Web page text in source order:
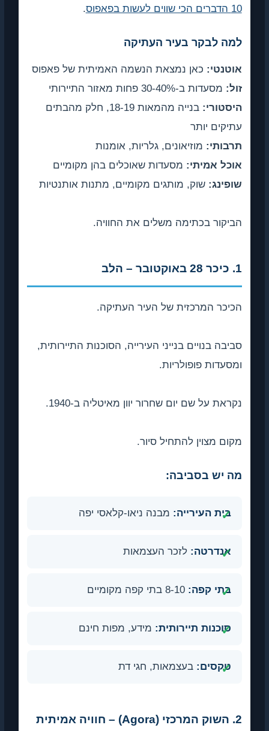
10 הדברים הכי שווים לעשות בפאפוס
.
למה לבקר בעיר העתיקה
אוטנטי: כאן נמצאת הנשמה האמיתית של פאפוס
זול: מסעדות ב-30-40% פחות מאזור התיירותי
היסטורי:
בנייה מהמאות 18-19, חלק מהבתים
עתיקים יותר
תרבותי: מוזיאונים, גלריות, אומנות
אוכל אמיתי: מסעדות שאוכלים בהן מקומיים
שופינג: שוק, מותגים מקומיים, מתנות אותנטיות
הביקור בכתימה משלים את החוויה.
1. כיכר 28 באוקטובר – הלב
הכיכר המרכזית של העיר העתיקה.
סביבה בנויים בנייני העירייה, הסוכנות התיירותית,
ומסעדות פופולריות.
נקראת על שם יום שחרור יוון מאיטליה ב-1940.
מקום מצוין להתחיל סיור.
מה יש בסביבה:
בית העירייה: מבנה ניאו-קלאסי יפה
אנדרטה: לזכר העצמאות
בתי קפה: 8-10 בתי קפה מקומיים
סוכנות תיירותית: מידע, מפות חינם
טקסים: בעצמאות, חגי דת
2. השוק המרכזי (Agora) – חוויה אמיתית